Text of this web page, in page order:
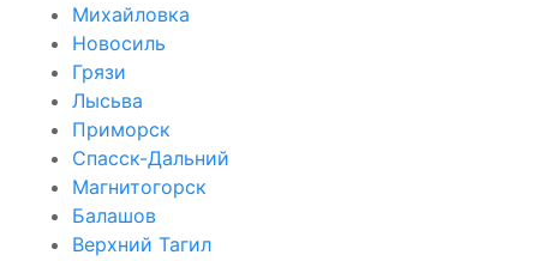
Михайловка
Новосиль
Грязи
Лысьва
Приморск
Спасск-Дальний
Магнитогорск
Балашов
Верхний Тагил